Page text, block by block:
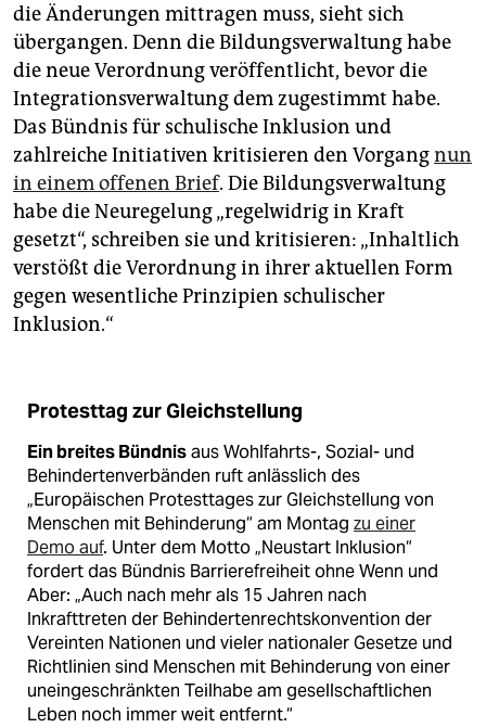
die Änderungen mittragen muss, sieht sich
übergangen. Denn die Bildungsverwaltung habe
die neue Verordnung veröffentlicht, bevor die
Integrationsverwaltung dem zugestimmt habe.
Das Bündnis für schulische Inklusion und
zahlreiche Initiativen kritisieren den Vorgangnun
in einem offenen Brief. Die Bildungsverwaltung
habe die Neuregelung „regelwidrig in Kraft
gesetzt“, schreiben sie und kritisieren: „Inhaltlich
verstößt die Verordnung in ihrer aktuellen Form
gegen wesentliche Prinzipien schulischer
Inklusion.“
Protesttag zur Gleichstellung
Ein breites Bündnisaus Wohlfahrts-, Sozial- und
Behindertenverbänden ruft anlässlich des
„Europäischen Protesttages zur Gleichstellung von
Menschen mit Behinderung“ am Montag zu einer
Demo auf. Unter dem Motto „Neustart Inklusion“
fordert das Bündnis Barrierefreiheit ohne Wenn und
Aber: „Auch nach mehr als 15 Jahren nach
Inkrafttreten der Behindertenrechtskonvention der
Vereinten Nationen und vieler nationaler Gesetze und
Richtlinien sind Menschen mit Behinderung von einer
uneingeschränkten Teilhabe am gesellschaftlichen
Leben noch immer weit entfernt.“